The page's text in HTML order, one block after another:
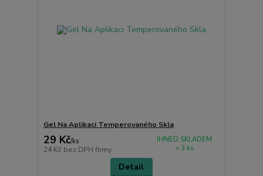
Gel Na Aplikaci Temperovaného Skla
29 Kč/ks
24 Kč bez DPH firmy
IHNED SKLADEM
> 3 ks
Detail